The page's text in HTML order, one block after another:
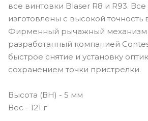
все винтовки Blaser R8 и R93. Все
изготовлены с высокой точность
Фирменный рычажный механизм
разработанный компанией
быстрое снятие и установку
сохранением точки пристрелки.
Высота (ВН) - 5 мм
Вес - 121 г